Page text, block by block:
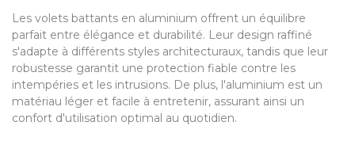
Les volets battants en aluminium offrent un équilibre
parfait entre élégance et durabilité. Leur design raffiné
s'adapte à différents styles architecturaux, tandis que leur
robustesse garantit une protection fiable contre les
intempéries et les intrusions. De plus, l'aluminium est un
matériau léger et facile à entretenir, assurant ainsi un
confort d'utilisation optimal au quotidien.